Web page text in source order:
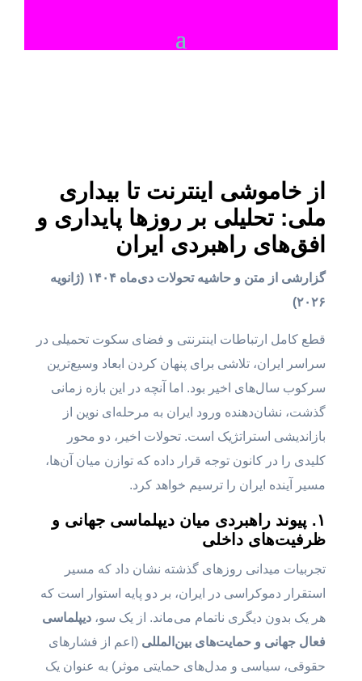
از خاموشی اینترنت تا بیداری
ملی: تحلیلی بر روزها پایداری و
افق‌های راهبردی ایران
گزارشی از متن و حاشیه تحولات دی‌ماه ۱۴۰۴ (ژانویه
۲۰۲۶)
قطع کامل ارتباطات اینترنتی و فضای سکوت تحمیلی در
سراسر ایران، تلاشی برای پنهان کردن ابعاد وسیع‌ترین
سرکوب سال‌های اخیر بود. اما آنچه در این بازه زمانی
گذشت، نشان‌دهنده ورود ایران به مرحله‌ای نوین از
بازاندیشی استراتژیک است. تحولات اخیر، دو محور
کلیدی را در کانون توجه قرار داده که توازن میان آن‌ها،
مسیر آینده ایران را ترسیم خواهد کرد.
۱. پیوند راهبردی میان دیپلماسی جهانی و
ظرفیت‌های داخلی
تجربیات میدانی روزهای گذشته نشان داد که مسیر
استقرار دموکراسی در ایران، بر دو پایه استوار است که
هر یک بدون دیگری ناتمام می‌ماند. از یک سو، دیپلماسی
فعال جهانی و حمایت‌های بین‌المللی (اعم از فشارهای
حقوقی، سیاسی و مدل‌های حمایتی موثر) به عنوان یک